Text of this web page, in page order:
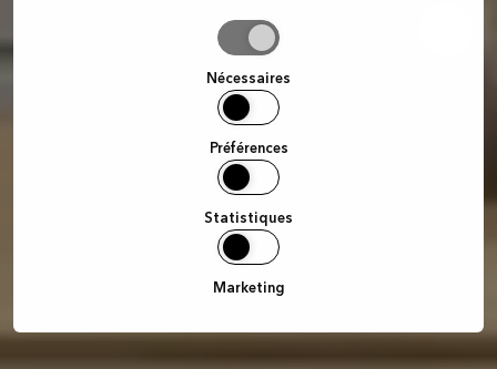
Nécessaires
Préférences
Statistiques
Marketing